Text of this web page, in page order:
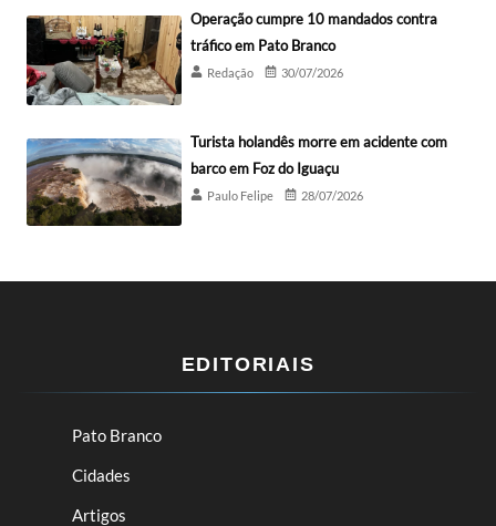
Operação cumpre 10 mandados contra
tráfico em Pato Branco
Redação 30/07/2026
Turista holandês morre em acidente com
barco em Foz do Iguaçu
Paulo Felipe 28/07/2026
EDITORIAIS
Pato Branco
Cidades
Artigos